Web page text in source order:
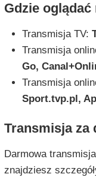
Gdzie
Transmisja TV:
Transmisja
Go,
Transmisja
Sport.tvp.pl,
Transmisja za
Darmowa
znajdziesz